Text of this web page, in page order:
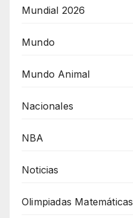
Mundial 2026
Mundo
Mundo Animal
Nacionales
NBA
Noticias
Olimpiadas Matemáticas